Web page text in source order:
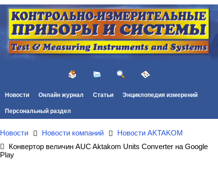
Новости Онлайн журнал Статьи Энциклопедия измерений
Персональный раздел
Новости Новости компаний
Новости AKTAKOM
Конвертор величин AUC Aktakom Units Converter на Google
Play